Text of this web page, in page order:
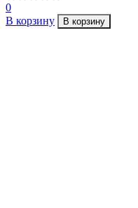
0
В корзину
В корзину